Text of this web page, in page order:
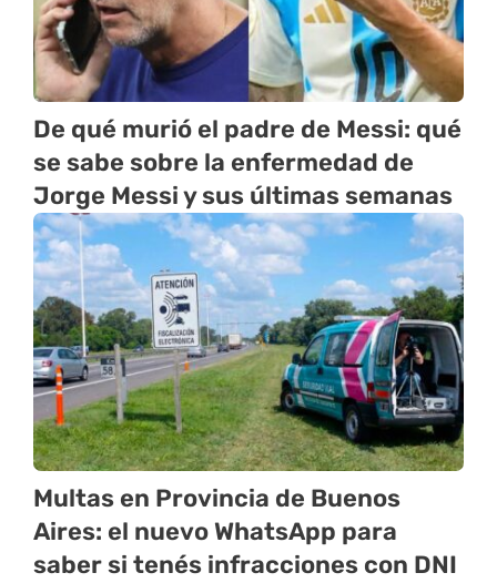
De qué murió el padre de Messi: qué
se sabe sobre la enfermedad de
Jorge Messi y sus últimas semanas
Multas en Provincia de Buenos
Aires: el nuevo WhatsApp para
saber si tenés infracciones con DNI